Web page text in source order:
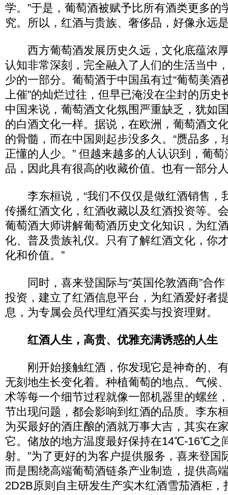
学。”于是，葡萄酒被赋予比所有酒类更多的
究。所以，红酒与贵族、奢侈品，好像永远
西方葡萄酒发展历史久远，文化底蕴浓
认知非常深刻，完全融入了人们的生活当中
少的一部分。葡萄酒于中国虽有过“葡萄美酒
上催”的灿烂过往，但早已淹没在尘封的历史
中国来说，葡萄酒文化氛围严重缺乏，犹如
的白酒文化一样。据说，在欧洲，葡萄酒文
的骨髓，而在中国则起步没多久。“赝品多，
正懂的人少。” 但越来越多的人认识到，葡
品，因此具有很高的收藏价值。也有一部分
李东桓说，“我们不仅仅是做红酒销售，
传播红酒文化，红酒收藏以及红酒投资等。
葡萄酒大师讲解葡萄酒历史文化知识，为红
化、普及贵族礼仪。只有了解红酒文化，你
化和价值。”
同时，喜来登国际与“英国伦敦酒商”合作
投资，建立了红酒信息平台，为红酒爱好者
息，为专属会员代理红酒买卖与投资理财。
红酒人生，高贵、优雅充满诱惑的人生
刚开始接触红酒，你发现它是神奇的、
无刻地生长变化着。种植葡萄的地点、气候
术等每一个细节过程就像一部机器里的螺丝
节出现问题，都会影响到红酒的品质。李东
为买最好的酒庄酿的酒就万事大吉，其实在
它。储放的地方温度最好保持在14℃-16℃之
射。”为了更好的为客户提供服务，喜来登国
而是围绕高端葡萄酒链条产业制造，提供高
2D2B原则自主研发生产实木红酒雪茄酒柜